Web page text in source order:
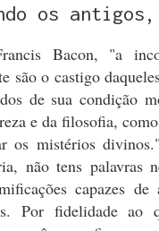
os antigos,
Bacon, "a
são o castigo
de sua condição
e da filosofia,
os mistérios
não tens palavras
capazes
Por fidelidade ao